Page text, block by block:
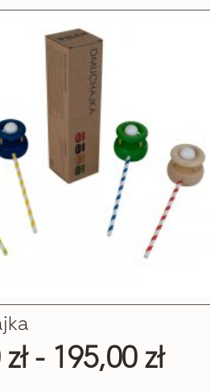
Szukaj
- 195,00 zł